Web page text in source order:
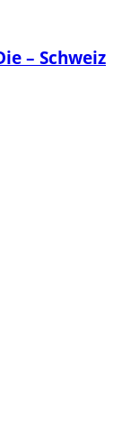
– Schweiz